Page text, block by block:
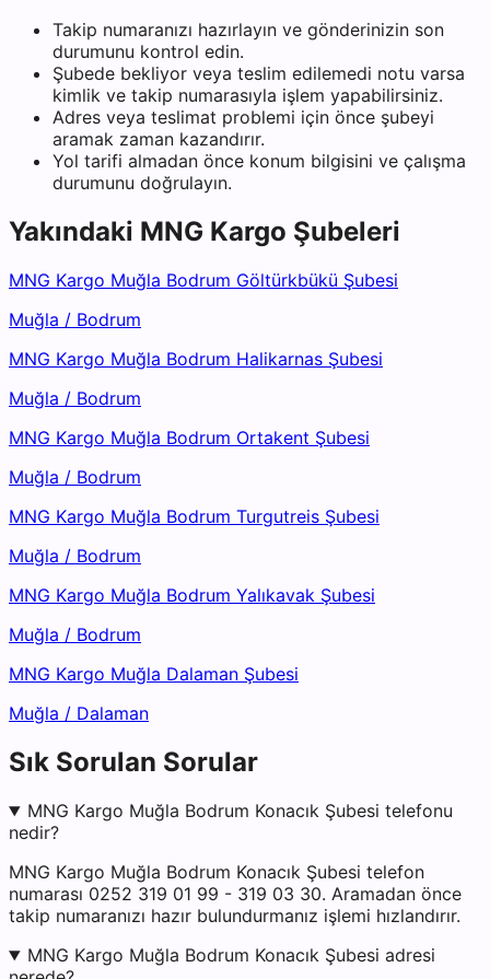
Takip numaranızı hazırlayın ve gönderinizin son
durumunu kontrol edin.
Şubede bekliyor veya teslim edilemedi notu varsa
kimlik ve takip numarasıyla işlem yapabilirsiniz.
Adres veya teslimat problemi için önce şubeyi
aramak zaman kazandırır.
Yol tarifi almadan önce konum bilgisini ve çalışma
durumunu doğrulayın.
Yakındaki MNG Kargo Şubeleri
MNG Kargo Muğla Bodrum Göltürkbükü Şubesi
Muğla / Bodrum
MNG Kargo Muğla Bodrum Halikarnas Şubesi
Muğla / Bodrum
MNG Kargo Muğla Bodrum Ortakent Şubesi
Muğla / Bodrum
MNG Kargo Muğla Bodrum Turgutreis Şubesi
Muğla / Bodrum
MNG Kargo Muğla Bodrum Yalıkavak Şubesi
Muğla / Bodrum
MNG Kargo Muğla Dalaman Şubesi
Muğla / Dalaman
Sık Sorulan Sorular
MNG Kargo Muğla Bodrum Konacık Şubesi telefonu
nedir?
MNG Kargo Muğla Bodrum Konacık Şubesi telefon
numarası 0252 319 01 99 - 319 03 30. Aramadan önce
takip numaranızı hazır bulundurmanız işlemi hızlandırır.
MNG Kargo Muğla Bodrum Konacık Şubesi adresi